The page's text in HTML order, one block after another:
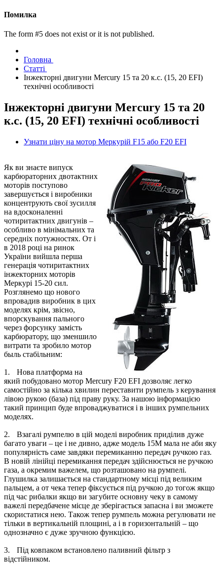
Помилка
The form #5 does not exist or it is not published.
Головна
Статті
Інжекторні двигуни Mercury 15 та 20 к.с. (15, 20 EFI)
технічні особливості
Інжекторні двигуни Mercury 15 та 20
к.с. (15, 20 EFI) технічні особливості
Узнати ціну на мотор Меркурій F15 або F20 EFI
Як ви знаєте випуск
карбюраторних двотактних
моторів поступово
завершується і виробники
концентрують свої зусилля
на вдосконаленні
чотиритактних двигунів –
особливо в мінімальних та
середніх потужностях. От і
в 2018 році на ринок
України вийшла перша
генерація чотиритактних
інжекторних моторів
Меркурі 15-20 сил.
Розглянемо що нового
впровадив виробник в цих
моделях крім, звісно,
впорскування пального
через форсунку замість
карбюратору, що зменшило
витрати та зробило мотор
быль стабільним:
1.
Нова платформа на
який побудовано мотор Mercury F20 EFI дозволяє легко
самостійно за кілька хвилин переставити румпель з керування
лівою рукою (база) під праву руку. За нашою інформацією
такий принцип буде впроваджуватися і в інших румпельних
моделях.
2.
Взагалі румпелю в цій моделі виробник приділив дуже
багато уваги – це і не дивно, адже модель 15М мала не аби яку
популярність саме завдяки перемиканню передач ручкою газ.
В новій лінійці перемикання передач здійснюється не ручкою
газа, а окремим важелем, що розташовано на румпелі.
Глушилка залишається на стандартному місці під великим
пальцем, а от чека тепер фіксується під ручкою до тогож якщо
під час рибалки якщо ви загубите основну чеку в самому
важелі передбачене місце де зберігається запасна і ви зможете
скористатися нею. Також тепер румпель можна регулювати не
тільки в вертикальній площині, а і в горизонтальній – що
однозначно є дуже зручною функцією.
3.
Під ковпаком встановлено паливний фільтр з
відстійником.